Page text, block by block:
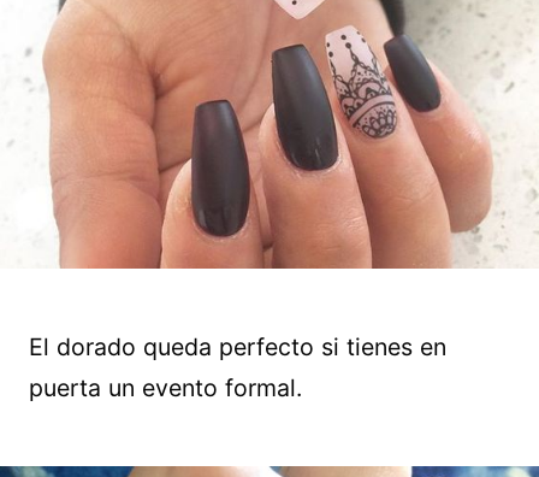
El dorado queda perfecto si tienes en
puerta un evento formal.